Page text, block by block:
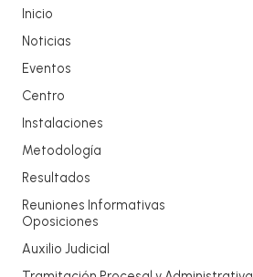
Inicio
Noticias
Eventos
Centro
Instalaciones
Metodología
Resultados
Reuniones Informativas
Oposiciones
Auxilio Judicial